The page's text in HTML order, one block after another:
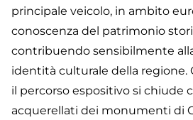
principale veicolo, in ambito
conoscenza del patrimonio
contribuendo sensibilmente
identità culturale della regione.
il percorso espositivo si chiude
acquerellati dei monumenti di